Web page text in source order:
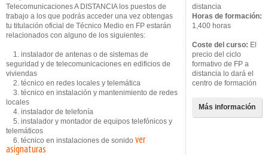
Telecomunicaciones A DISTANCIA los puestos de
trabajo a los que podrás acceder una vez obtengas
tu titulación oficial de Técnico Medio en FP estarán
relacionados con alguno de los siguientes:
1. instalador de antenas o de sistemas de
seguridad y de telecomunicaciones en edificios de
viviendas
2. técnico en redes locales y telemática
3. técnico en instalación y mantenimiento de redes
locales
4. instalador de telefonía
5. instalador y montador de equipos telefónicos y
telemáticos
6. técnico en instalaciones de sonido ver
asignaturas
distancia
Horas de formación:
1,400 horas
Coste del curso: El
precio del ciclo
formativo de FP a
distancia lo dará el
centro de formación
Más información